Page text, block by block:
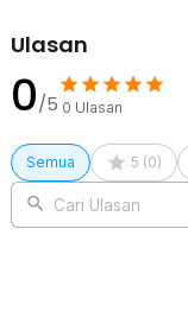
Ulasan
0/5 0 Ulasan
Semua 5 (0)
Cari Ulasan